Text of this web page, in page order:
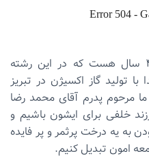
پارس استاندارد گاز متجاوز از ۴۰ سال هست که در این رشته
با تولید گاز اکسیژن در تبریز
مرحوم پدرم آقای محمد رضا
خلفی برای ایشون باشیم و
به یه درخت پرثمر و پر فایده
امون تبدیل کنیم.